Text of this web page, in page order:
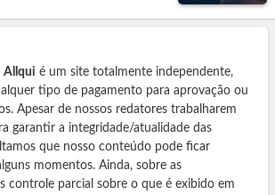
Allqui é um site totalmente independente,
tipo de pagamento para aprovação ou
Apesar de nossos redatores trabalharem
garantir a integridade/atualidade das
que nosso conteúdo pode ficar
momentos. Ainda, sobre as
controle parcial sobre o que é exibido em